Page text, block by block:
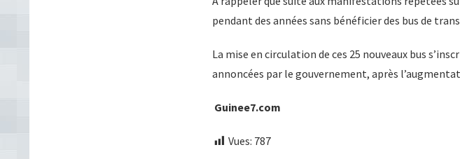
pendant des années sans bénéficier des bus de
La mise en circulation de ces 25 nouveaux bus
annoncées par le gouvernement, après
Guinee7.com
Vues: 787